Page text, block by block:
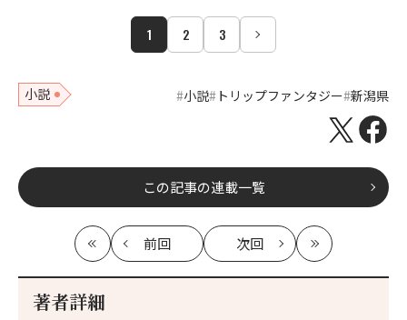
1 2 3
小説 小説 トリップファンタジー 新潟県
この記事の連載一覧
最
初
前回
記
次回
記
最
新
著者詳細